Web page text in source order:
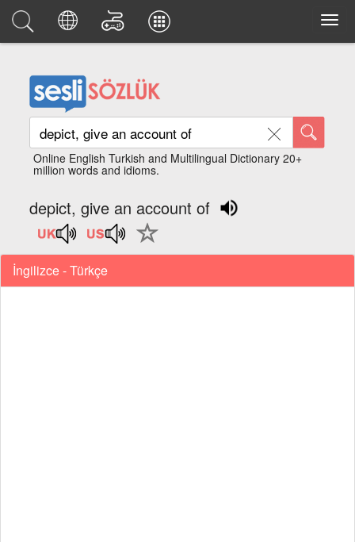
Online English Turkish and Multilingual Dictionary 20+
million words and idioms.
depict, give an account of
İngilizce - Türkçe